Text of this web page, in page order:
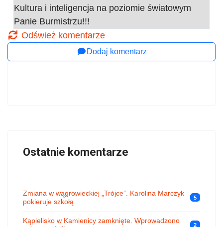
Kultura i inteligencja na poziomie światowym
Panie Burmistrzu!!!
Odśwież komentarze
Dodaj komentarz
Ostatnie komentarze
Zmiana w wągrowieckiej „Trójce”. Karolina Marczyk
pokieruje szkołą
5
Kąpielisko w Kamienicy zamknięte. Wprowadzono
2